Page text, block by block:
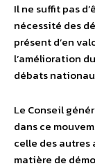
Il ne suffit pas
nécessité des
présent d’en
l’amélioration
débats
Le Conseil
dans ce
celle des autres
matière de